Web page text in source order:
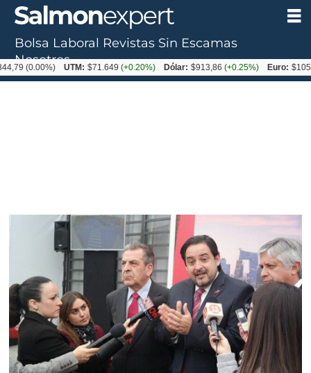
Bolsa Laboral Revistas Sin Escamas
Nosotros
UTM: $71.649(+0.20%) Dólar: $913,86(+0.25%) Euro: $1053,08(-